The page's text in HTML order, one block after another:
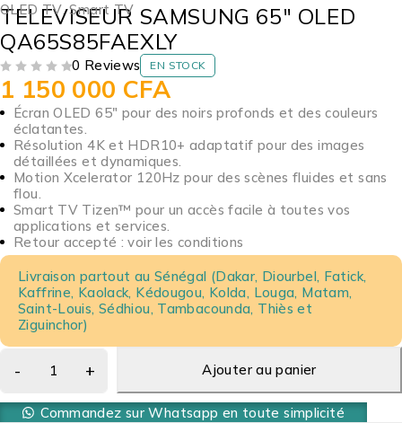
OLED TV,Smart TV
TELEVISEUR SAMSUNG 65″ OLED
QA65S85FAEXLY
0 Reviews EN STOCK
1 150 000 CFA
Écran OLED 65″ pour des noirs profonds et des couleurs
éclatantes.
Résolution 4K et HDR10+ adaptatif pour des images
détaillées et dynamiques.
Motion Xcelerator 120Hz pour des scènes fluides et sans
flou.
Smart TV Tizen™ pour un accès facile à toutes vos
applications et services.
Retour accepté : voir les conditions
Livraison partout au Sénégal (Dakar, Diourbel, Fatick,
Kaffrine, Kaolack, Kédougou, Kolda, Louga, Matam,
Saint-Louis, Sédhiou, Tambacounda, Thiès et
Ziguinchor)
Ajouter au panier
Commandez sur Whatsapp en toute simplicité